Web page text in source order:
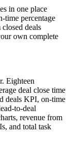
in one place
time percentage
deals
own complete
Eighteen
deal close time
deals KPI, on-time
to-deal
revenue from
and total task